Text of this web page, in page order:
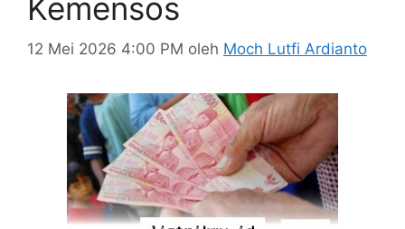
Kemensos
12 Mei 2026 4:00 PM oleh Moch Lutfi Ardianto